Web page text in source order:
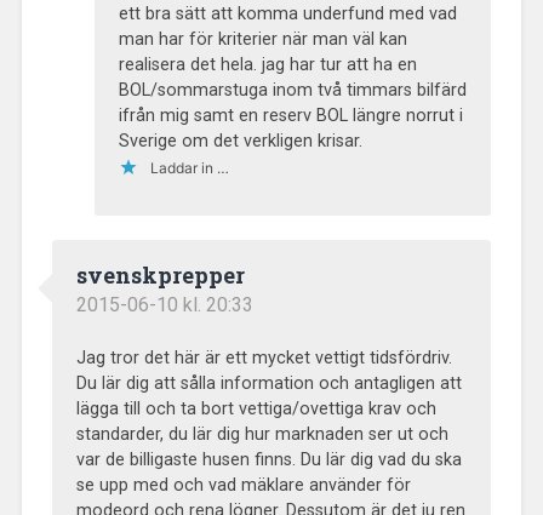
ett bra sätt att komma underfund med vad
man har för kriterier när man väl kan
realisera det hela. jag har tur att ha en
BOL/sommarstuga inom två timmars bilfärd
ifrån mig samt en reserv BOL längre norrut i
Sverige om det verkligen krisar.
Laddar in …
svenskprepper
2015-06-10 kl. 20:33
Jag tror det här är ett mycket vettigt tidsfördriv.
Du lär dig att sålla information och antagligen att
lägga till och ta bort vettiga/ovettiga krav och
standarder, du lär dig hur marknaden ser ut och
var de billigaste husen finns. Du lär dig vad du ska
se upp med och vad mäklare använder för
modeord och rena lögner. Dessutom är det ju ren